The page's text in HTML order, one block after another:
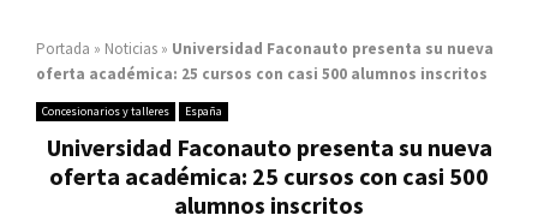
Portada » Noticias » Universidad Faconauto presenta su nueva
oferta académica: 25 cursos con casi 500 alumnos inscritos
Concesionarios y talleres España
Universidad Faconauto presenta su nueva
oferta académica: 25 cursos con casi 500
alumnos inscritos